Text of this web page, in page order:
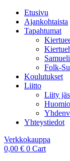
Etusivu
Ajankohtaista
Tapahtumat
Folk-
Koulutukset
Liitto
Liity
Yhteystiedot
Verkkokauppa
0,00 € 0 Cart